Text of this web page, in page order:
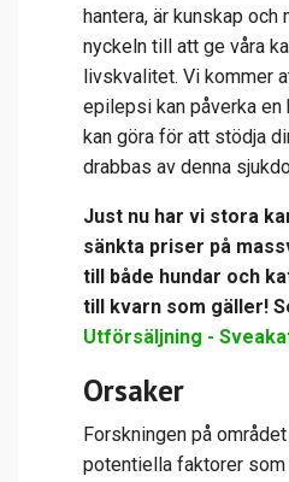
hantera, är kunskap och
nyckeln till att ge våra
livskvalitet. Vi kommer
epilepsi kan påverka
kan göra för att stödja
drabbas av denna
Just nu har vi stora
sänkta priser på
till både hundar och
till kvarn som gäller!
Utförsäljning -
Orsaker
Forskningen på
potentiella faktorer som